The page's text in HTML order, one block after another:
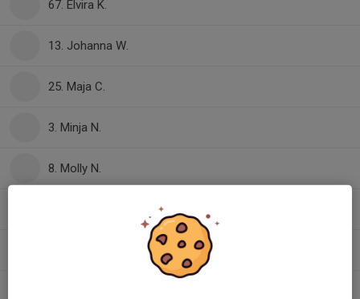
67. Elvira K.
13. Johanna W.
25. Maja C.
3. Minja N.
8. Molly N.